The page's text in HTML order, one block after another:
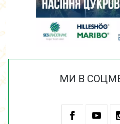
МИ В